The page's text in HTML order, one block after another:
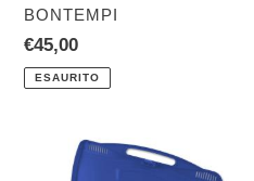
VENDITORE
BONTEMPI
Prezzo
di
€45,00
ESAURITO
Metallofono
Cromatico